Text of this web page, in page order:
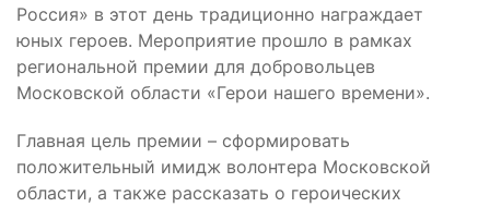
Россия» в этот день традиционно награждает
юных героев. Мероприятие прошло в рамках
региональной премии для добровольцев
Московской области «Герои нашего времени».
Главная цель премии – сформировать
положительный имидж волонтера Московской
области, а также рассказать о героических